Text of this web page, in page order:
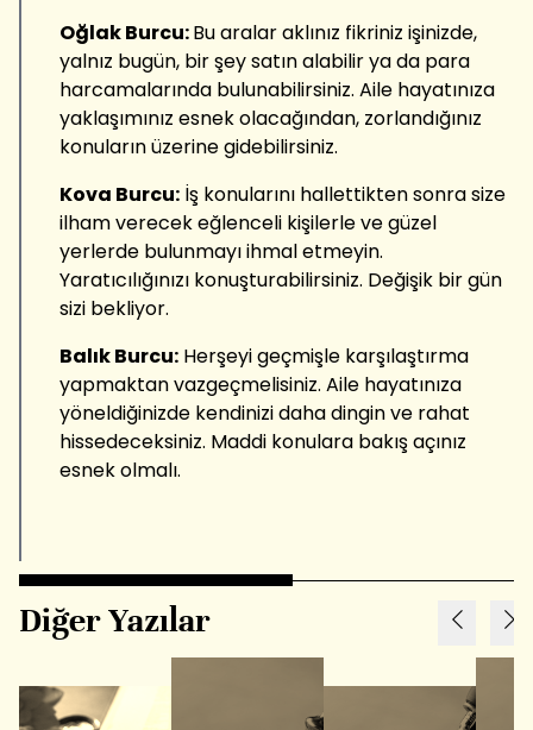
Oğlak Burcu:Bu aralar aklınız fikriniz işinizde,
yalnız bugün, bir şey satın alabilir ya da para
harcamalarında bulunabilirsiniz. Aile hayatınıza
yaklaşımınız esnek olacağından, zorlandığınız
konuların üzerine gidebilirsiniz.
Kova Burcu: İş konularını hallettikten sonra size
ilham verecek eğlenceli kişilerle ve güzel
yerlerde bulunmayı ihmal etmeyin.
Yaratıcılığınızı konuşturabilirsiniz. Değişik bir gün
sizi bekliyor.
Balık Burcu: Herşeyi geçmişle karşılaştırma
yapmaktan vazgeçmelisiniz. Aile hayatınıza
yöneldiğinizde kendinizi daha dingin ve rahat
hissedeceksiniz. Maddi konulara bakış açınız
esnek olmalı.
Diğer Yazılar